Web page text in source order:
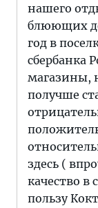
нашего
блюющих
год в
сбербанка
магазины,
получше
здесь (
качество в
пользу